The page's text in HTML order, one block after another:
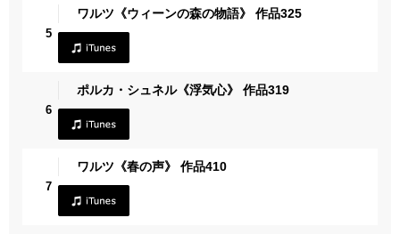
5
ワルツ《ウィーンの森の物語》 作品325
6
ポルカ・シュネル《浮気心》 作品319
7
ワルツ《春の声》 作品410